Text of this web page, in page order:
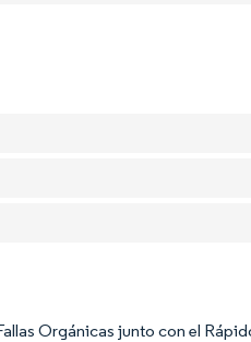
Orgánicas junto con el